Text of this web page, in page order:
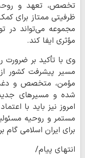
تخصص، تعهد و
ظرفیتی ممتاز برای
مجموعه می‌تواند در
مؤثری ایفا کند.
وی با تأکید بر ضرورت
مسیر پیشرفت کشور
مؤمن، متخصص و
شده و مسیرهای
امروز نیز باید با
مستمر و روحیه
برای ایران اسلامی گام
انتهای پیام/